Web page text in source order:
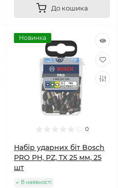
До кошика
Новинка
0
Набір ударних біт Bosch
PRO PH, PZ, TX 25 мм, 25
шт
В наявності